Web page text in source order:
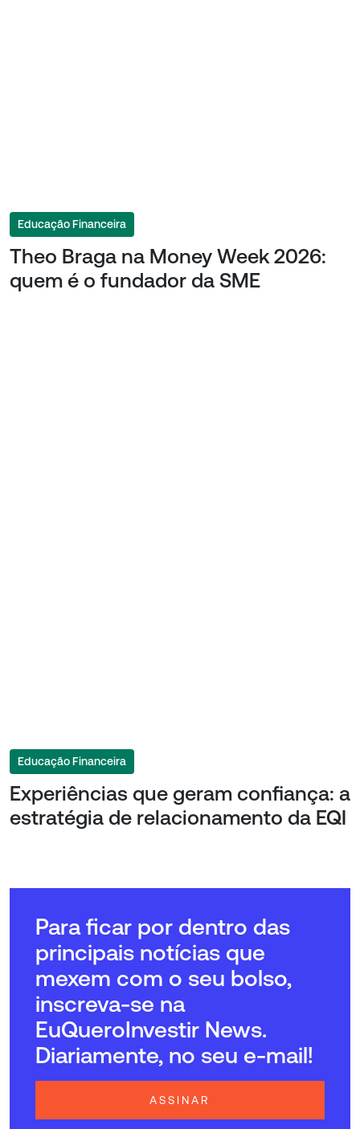
Educação Financeira
Theo Braga na Money Week 2026:
quem é o fundador da SME
Educação Financeira
Experiências que geram confiança: a
estratégia de relacionamento da EQI
Para ficar por dentro das
principais notícias que
mexem com o seu bolso,
inscreva-se na
EuQueroInvestir News.
Diariamente, no seu e-mail!
ASSINAR